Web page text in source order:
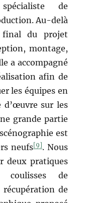
de
Au-delà
final du projet
montage,
a accompagné
afin de
les équipes en
sur les
grande partie
est
neufs[9]. Nous
deux pratiques
coulisses de
de